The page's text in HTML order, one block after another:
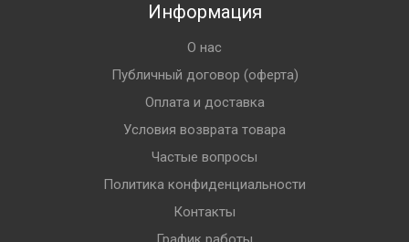
Информация
О нас
Публичный договор (оферта)
Оплата и доставка
Условия возврата товара
Частые вопросы
Политика конфиденциальности
Контакты